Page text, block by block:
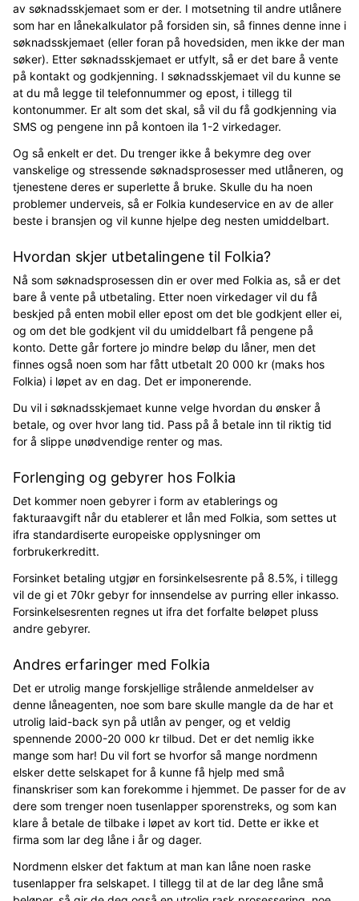
av søknadsskjemaet som er der. I motsetning til andre utlånere
som har en lånekalkulator på forsiden sin, så finnes denne inne i
søknadsskjemaet (eller foran på hovedsiden, men ikke der man
søker). Etter søknadsskjemaet er utfylt, så er det bare å vente
på kontakt og godkjenning. I søknadsskjemaet vil du kunne se
at du må legge til telefonnummer og epost, i tillegg til
kontonummer. Er alt som det skal, så vil du få godkjenning via
SMS og pengene inn på kontoen ila 1-2 virkedager.
Og så enkelt er det. Du trenger ikke å bekymre deg over
vanskelige og stressende søknadsprosesser med utlåneren, og
tjenestene deres er superlette å bruke. Skulle du ha noen
problemer underveis, så er Folkia kundeservice en av de aller
beste i bransjen og vil kunne hjelpe deg nesten umiddelbart.
Hvordan skjer utbetalingene til Folkia?
Nå som søknadsprosessen din er over med Folkia as, så er det
bare å vente på utbetaling. Etter noen virkedager vil du få
beskjed på enten mobil eller epost om det ble godkjent eller ei,
og om det ble godkjent vil du umiddelbart få pengene på
konto. Dette går fortere jo mindre beløp du låner, men det
finnes også noen som har fått utbetalt 20 000 kr (maks hos
Folkia) i løpet av en dag. Det er imponerende.
Du vil i søknadsskjemaet kunne velge hvordan du ønsker å
betale, og over hvor lang tid. Pass på å betale inn til riktig tid
for å slippe unødvendige renter og mas.
Forlenging og gebyrer hos Folkia
Det kommer noen gebyrer i form av etablerings og
fakturaavgift når du etablerer et lån med Folkia, som settes ut
ifra standardiserte europeiske opplysninger om
forbrukerkreditt.
Forsinket betaling utgjør en forsinkelsesrente på 8.5%, i tillegg
vil de gi et 70kr gebyr for innsendelse av purring eller inkasso.
Forsinkelsesrenten regnes ut ifra det forfalte beløpet pluss
andre gebyrer.
Andres erfaringer med Folkia
Det er utrolig mange forskjellige strålende anmeldelser av
denne låneagenten, noe som bare skulle mangle da de har et
utrolig laid-back syn på utlån av penger, og et veldig
spennende 2000-20 000 kr tilbud. Det er det nemlig ikke
mange som har! Du vil fort se hvorfor så mange nordmenn
elsker dette selskapet for å kunne få hjelp med små
finanskriser som kan forekomme i hjemmet. De passer for de av
dere som trenger noen tusenlapper sporenstreks, og som kan
klare å betale de tilbake i løpet av kort tid. Dette er ikke et
firma som lar deg låne i år og dager.
Nordmenn elsker det faktum at man kan låne noen raske
tusenlapper fra selskapet. I tillegg til at de lar deg låne små